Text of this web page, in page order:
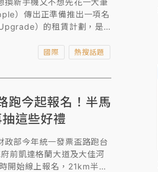
換新手機又不想先花一大筆
）傳出正準備推出一項名
）的租賃計劃，是
國際 熱搜話題
跑今起報名！半馬
這些好禮
政部今年統一發票盃路跑台
前凱達格蘭大道及大佳河
開始線上報名，21km半馬